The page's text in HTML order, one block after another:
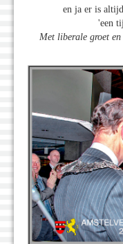
en ja er is
'een
Met liberale groet